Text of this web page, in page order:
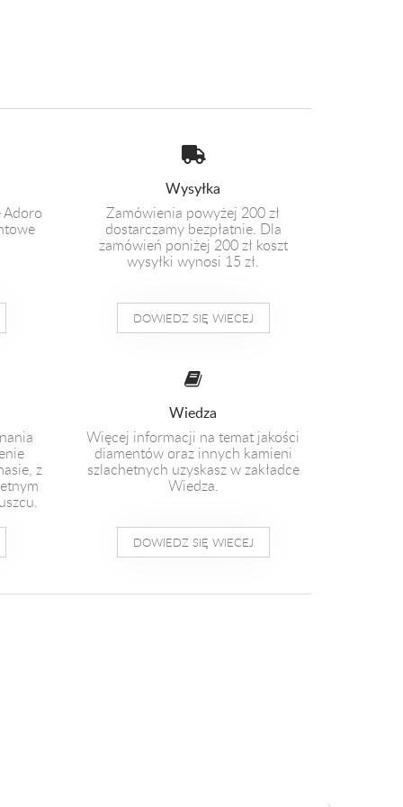
Adoro
Wysyłka
Zamówienia powyżej 200 zł
dostarczamy bezpłatnie. Dla
zamówień poniżej 200 zł koszt
wysyłki wynosi 15 zł.
DOWIEDZ SIĘ WIECEJ
z
Wiedza
Więcej informacji na temat jakości
diamentów oraz innych kamieni
szlachetnych uzyskasz w zakładce
Wiedza.
DOWIEDZ SIĘ WIECEJ